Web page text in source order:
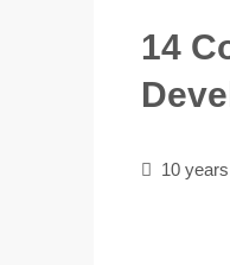
14
10